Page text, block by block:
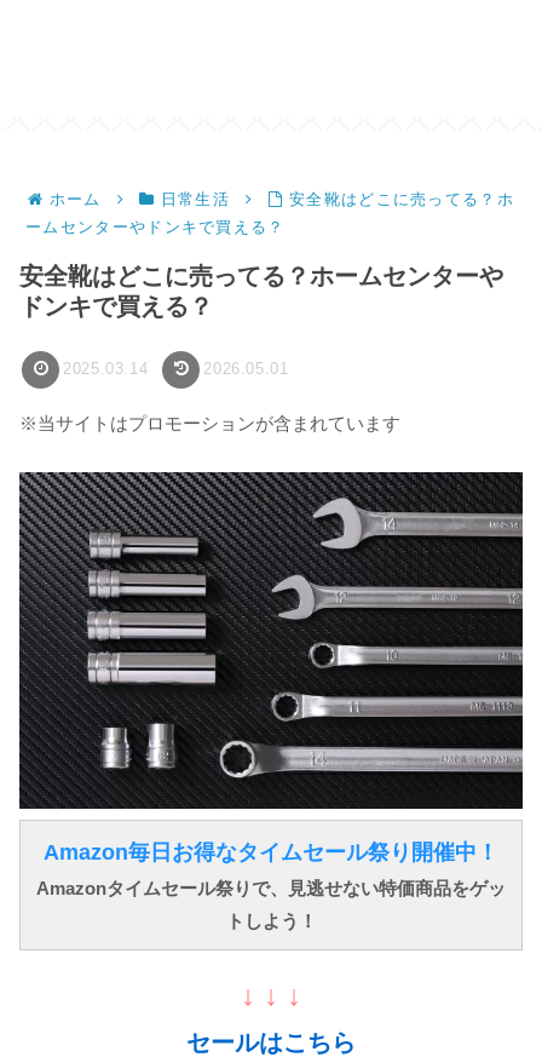
ホーム 日常生活
安全靴はどこに売ってる？ホ
ームセンターやドンキで買える？
安全靴はどこに売ってる？ホームセンターや
ドンキで買える？
2025.03.14 2026.05.01
※当サイトはプロモーションが含まれています
Amazon毎日お得なタイムセール祭り開催中！
Amazonタイムセール祭りで、見逃せない特価商品をゲッ
トしよう！
↓ ↓ ↓
セールはこちら